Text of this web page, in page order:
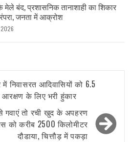
मेले बंद, प्रशासनिक तानाशाही का शिकार
जनता में आक्रोश
2026
निवासरत आदिवासियों को 6.5
के लिए भरी हुंकार
तो रची खुद के अपहरण
को करीब 2500 किलोमीटर
दौडाया, चित्तौड़ में पकड़ा